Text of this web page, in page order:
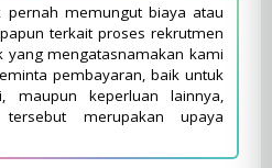
pernah memungut biaya atau
terkait proses rekrutmen
yang mengatasnamakan kami
pembayaran, baik untuk
maupun keperluan lainnya,
merupakan upaya